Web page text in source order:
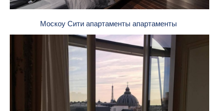
Москоу Сити апартаменты апартаменты